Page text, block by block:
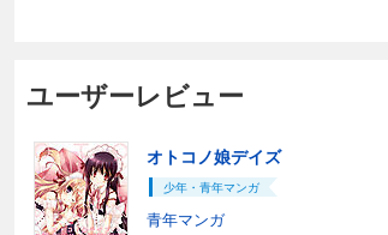
ユーザーレビュー
オトコノ娘デイズ
少年・青年マンガ
青年マンガ